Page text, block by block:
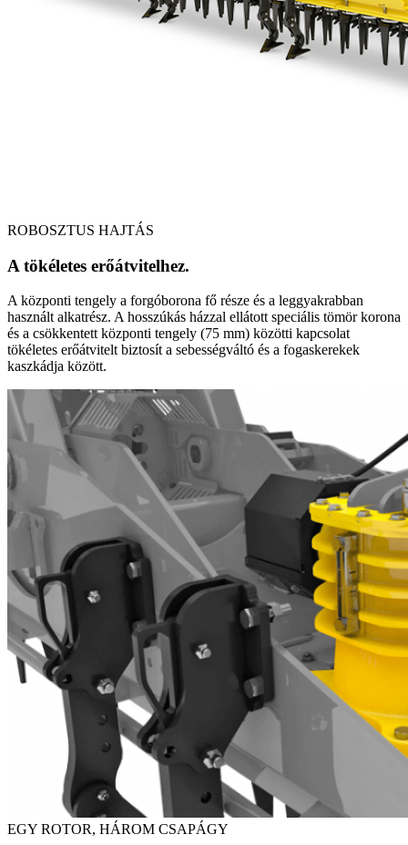
ROBOSZTUS HAJTÁS
A tökéletes erőátvitelhez.
A központi tengely a forgóborona fő része és a leggyakrabban
használt alkatrész. A hosszúkás házzal ellátott speciális tömör korona
és a csökkentett központi tengely (75 mm) közötti kapcsolat
tökéletes erőátvitelt biztosít a sebességváltó és a fogaskerekek
kaszkádja között.
EGY ROTOR, HÁROM CSAPÁGY